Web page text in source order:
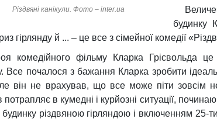
Різдвяні канікули. Фото – inter.ua
будинку
гірлянду й ... – це все з сімейної комедії
комедійного фільму Кларка Грісвольда
Все почалося з бажання Кларка зробити
він не врахував, що все може піти зовсім
потрапляє в кумедні і курйозні ситуації,
різдвяною гірляндою і включенням 25-